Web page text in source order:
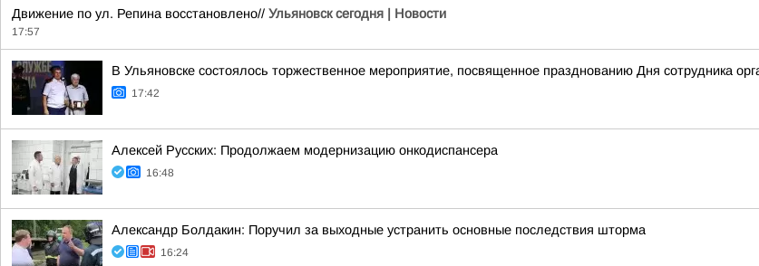
Движение по ул. Репина восстановлено// Ульяновск сегодня | Новости
17:57
В Ульяновске состоялось торжественное мероприятие, посвященное празднованию Дня сотрудника
17:42
Алексей Русских: Продолжаем модернизацию онкодиспансера
16:48
Александр Болдакин: Поручил за выходные устранить основные последствия шторма
16:24